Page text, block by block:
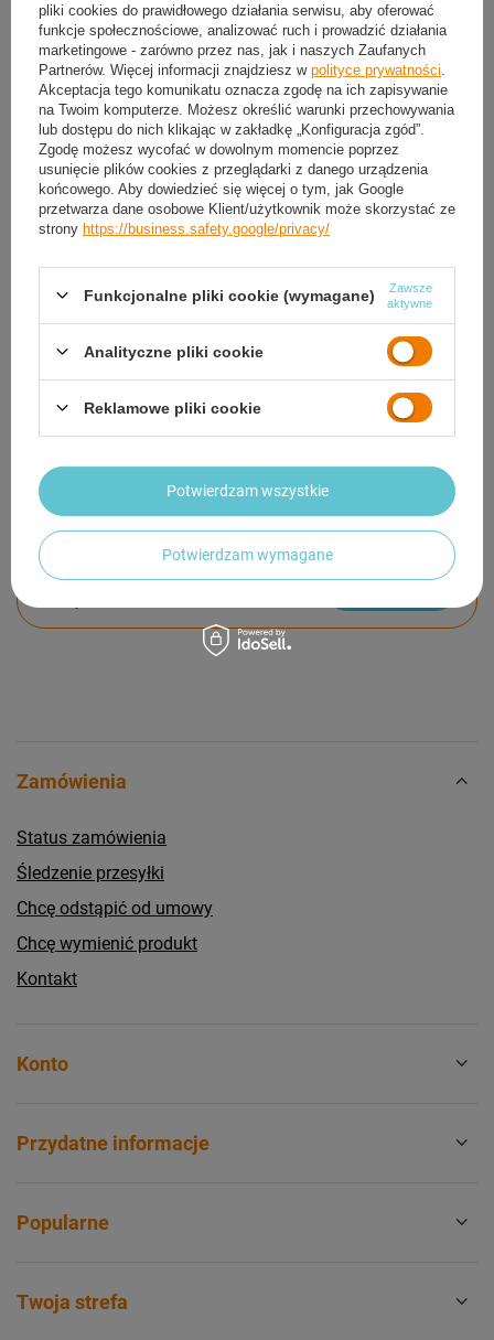
30 dni na łatwy zwrot
Sprawdź, w którym sklepie obejrzysz i kupisz od ręki
Bezpieczne zakupy
Darmowa dostawa do paczkomatu lub punktu
odbioru
Smile - dostawy ze sklepów internetowych przy zamówieniu od50,00 złsą za
darmoWięcej informacji.
SZCZEGÓŁOWE DANE
GWARANCJA
Potrzebujesz pomocy? Masz pytania?
Zadaj pytanie a my odpowiemy niezwłocznie,
Zadaj pytanie
Zamówienia
Status zamówienia
Śledzenie przesyłki
Chcę odstąpić od umowy
Chcę wymienić produkt
Kontakt
Konto
Przydatne informacje
Popularne
Twoja strefa
pliki cookies do prawidłowego działania serwisu, aby oferować
funkcje społecznościowe, analizować ruch i prowadzić działania
marketingowe - zarówno przez nas, jak i naszych Zaufanych
Partnerów. Więcej informacji znajdziesz w polityce prywatności
Akceptacja tego komunikatu oznacza zgodę na ich zapisywanie
na Twoim komputerze. Możesz określić warunki przechowywania
lub dostępu do nich klikając w zakładkę „Konfiguracja zgód”.
Zgodę możesz wycofać w dowolnym momencie poprzez
usunięcie plików cookies z przeglądarki z danego urządzenia
końcowego. Aby dowiedzieć się więcej o tym, jak Google
przetwarza dane osobowe Klient/użytkownik może skorzystać ze
strony https://business.safety.google/privacy/
Funkcjonalne pliki cookie (wymagane)
Zawsze
aktywne
Analityczne pliki cookie
Reklamowe pliki cookie
Potwierdzam wymagane
Potwierdzam wszystkie